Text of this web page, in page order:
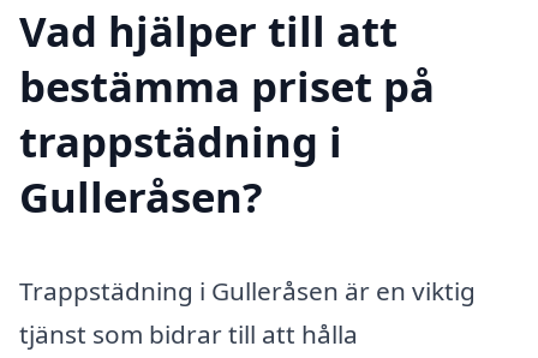
Vad hjälper till att
bestämma priset på
trappstädning i
Gulleråsen?
Trappstädning i Gulleråsen är en viktig
tjänst som bidrar till att hålla